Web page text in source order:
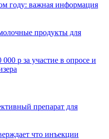
году: важная информация
продукты для
р за участие в опросе и
препарат для
что инъекции